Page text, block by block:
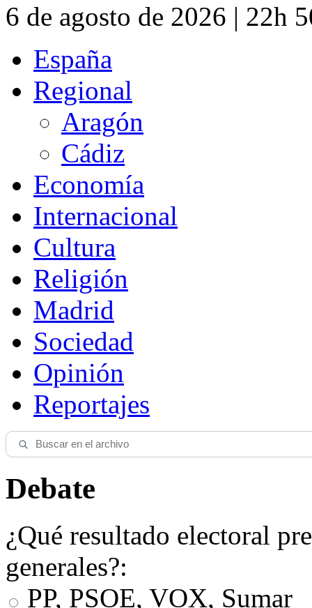
6 de agosto de 2026 | 22h
España
Regional
Aragón
Cádiz
Economía
Internacional
Cultura
Religión
Madrid
Sociedad
Opinión
Reportajes
Debate
¿Qué resultado electoral
generales?:
PP, PSOE, VOX, Sumar